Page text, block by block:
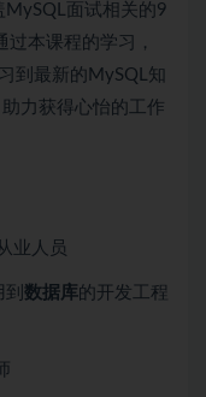
面试相关的9
本课程的学习，
到最新的MySQL知
力获得心怡的工作
业人员
数据库的开发工程